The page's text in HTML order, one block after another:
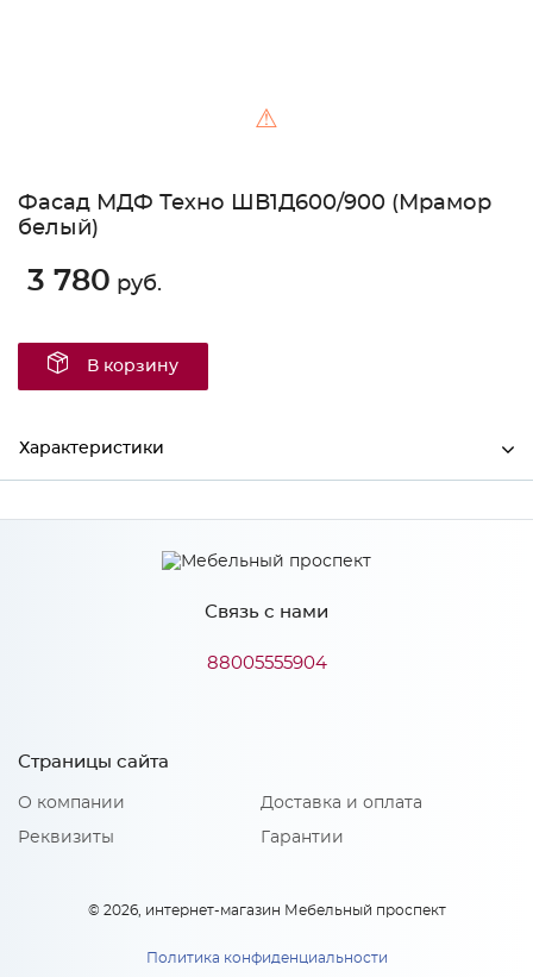
⚠
Фасад МДФ Техно ШВ1Д600/900 (Мрамор
белый)
3 780 руб.
В корзину
Характеристики
Производитель МиФ
Связь с нами
88005555904
Страницы сайта
О компании
Реквизиты
Доставка и оплата
Гарантии
© 2026, интернет-магазин Мебельный проспект
Политика конфиденциальности